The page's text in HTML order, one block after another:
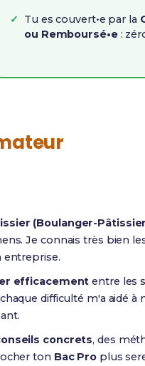
Tu es couvert•e par la
ou Remboursé•e:
(Boulanger-
Je connais très bien
entreprise.
efficacement entre les
difficulté m'a aidé
concrets, des
ton Bac Pro plus